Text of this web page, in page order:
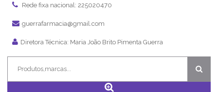
Rede fixa nacional: 225020470
guerrafarmacia@gmail.com
Diretora Técnica: Maria João Brito Pimenta Guerra